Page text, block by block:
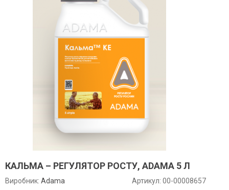
КАЛЬМА – РЕГУЛЯТОР РОСТУ, ADAMA 5 Л
Виробник: Adama
Артикул: 00-00008657